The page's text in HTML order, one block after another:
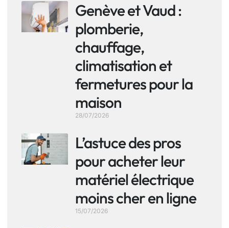
Genève et Vaud :
plomberie,
chauffage,
climatisation et
fermetures pour la
maison
28/07/2026
L’astuce des pros
pour acheter leur
matériel électrique
moins cher en ligne
15/07/2026